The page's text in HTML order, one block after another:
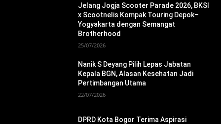
Jelang Jogja Scooter Parade 2026, BKSI
x Scootnelis Kompak Touring Depok–
Yogyakarta dengan Semangat
Brotherhood
25/07/2026
Nanik S Deyang Pilih Lepas Jabatan
Kepala BGN, Alasan Kesehatan Jadi
Pertimbangan Utama
22/07/2026
DPRD Kota Bogor Terima Aspirasi